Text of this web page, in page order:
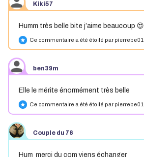
Kiki57
Humm très belle bite j’aime beaucoup 😍
star Ce commentaire a été étoilé par pierrebe01
ben39m
Elle le mérite énormément très belle
star Ce commentaire a été étoilé par pierrebe01
Couple du 76
Hum merci du com viens échanger